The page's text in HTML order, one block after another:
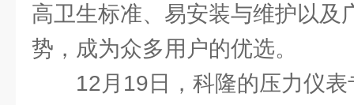
高卫生标准、易安装与维护以及
势，成为众多用户的优选。
12月19日，科隆的压力仪